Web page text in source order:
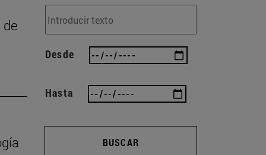
de
Desde
Hasta
BUSCAR